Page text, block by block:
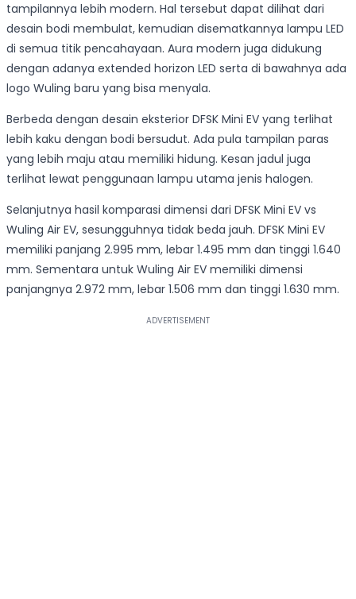
tampilannya lebih modern. Hal tersebut dapat dilihat dari
desain bodi membulat, kemudian disematkannya lampu LED
di semua titik pencahayaan. Aura modern juga didukung
dengan adanya extended horizon LED serta di bawahnya ada
logo Wuling baru yang bisa menyala.
Berbeda dengan desain eksterior DFSK Mini EV yang terlihat
lebih kaku dengan bodi bersudut. Ada pula tampilan paras
yang lebih maju atau memiliki hidung. Kesan jadul juga
terlihat lewat penggunaan lampu utama jenis halogen.
Selanjutnya hasil komparasi dimensi dari DFSK Mini EV vs
Wuling Air EV, sesungguhnya tidak beda jauh. DFSK Mini EV
memiliki panjang 2.995 mm, lebar 1.495 mm dan tinggi 1.640
mm. Sementara untuk Wuling Air EV memiliki dimensi
panjangnya 2.972 mm, lebar 1.506 mm dan tinggi 1.630 mm.